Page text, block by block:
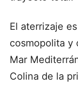
El aterrizaje
cosmopolita y
Mar
Colina de la